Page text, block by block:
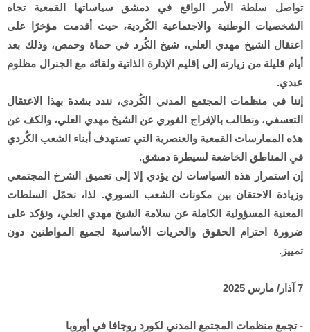
تواصل سلطة الأمر الواقع في دمشق سياساتها القمعية تجاه
الشخصيات الوطنية والاجتماعية الكُردية، حيث أقدمت مؤخرًا على
اعتقال الشيخ مهدي العلي، شيخ الكُرد في حماة وحمص، وذلك بعد
أيام قليلة من زيارته إلى إقليم الإدارة الذاتية ولقائه مع الجنرال مظلوم
عبدي.
إننا في منظمات المجتمع المدني الكُردي، نندد بشدة بهذا الاعتقال
التعسفي، ونطالب بالإفراج الفوري عن الشيخ مهدي العلي، والكف عن
هذه الممارسات القمعية والعنصرية التي تستهدف أبناء الشعب الكُردي
في المناطق الخاضعة لسيطرة دمشق.
إن استمرار هذه السياسات لن يؤدي إلا إلى تعميق الشرخ المجتمعي
وزيادة الاحتقان بين مكونات الشعب السوري. لذا، نحمّل السلطات
المعنية المسؤولية الكاملة عن سلامة الشيخ مهدي العلي، ونؤكد على
ضرورة احترام الحقوق والحريات الأساسية لجميع المواطنين دون
تمييز.
7 آذار/ مارس 2025
- تجمع منظمات المجتمع المدني لكورد روجافا في أوروبا